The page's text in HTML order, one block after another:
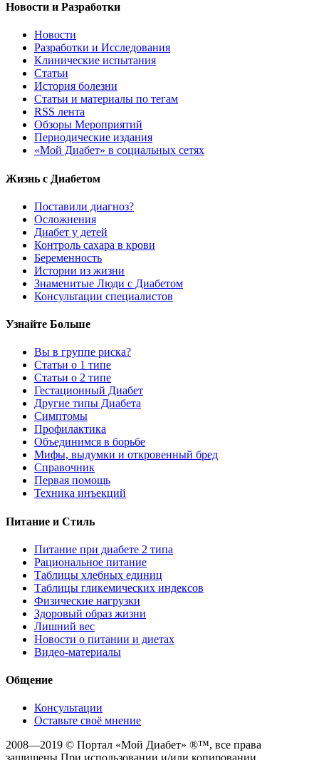
Новости и Разработки
Новости
Разработки и Исследования
Клинические испытания
Статьи
История болезни
Статьи и материалы по тегам
RSS лента
Обзоры Мероприятий
Периодические издания
«Мой Диабет» в социальных сетях
Жизнь с Диабетом
Поставили диагноз?
Осложнения
Диабет у детей
Контроль сахара в крови
Беременность
Истории из жизни
Знаменитые Люди с Диабетом
Консультации специалистов
Узнайте Больше
Вы в группе риска?
Статьи о 1 типе
Статьи о 2 типе
Гестационный Диабет
Другие типы Диабета
Симптомы
Профилактика
Объединимся в борьбе
Мифы, выдумки и откровенный бред
Справочник
Первая помощь
Техника инъекций
Питание и Стиль
Питание при диабете 2 типа
Рациональное питание
Таблицы хлебных единиц
Таблицы гликемических индексов
Физические нагрузки
Здоровый образ жизни
Лишний вес
Новости о питании и диетах
Видео-материалы
Общение
Консультации
Оставьте своё мнение
2008—2019 © Портал «Мой Диабет» ®™, все права